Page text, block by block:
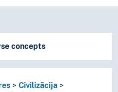
concepts
Civilizācija